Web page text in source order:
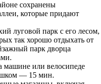
сохранены
которые придают
луговой парк с его лесом,
так хорошо отдыхать от
парк дворца
машине или велосипеде
— 15 мин.